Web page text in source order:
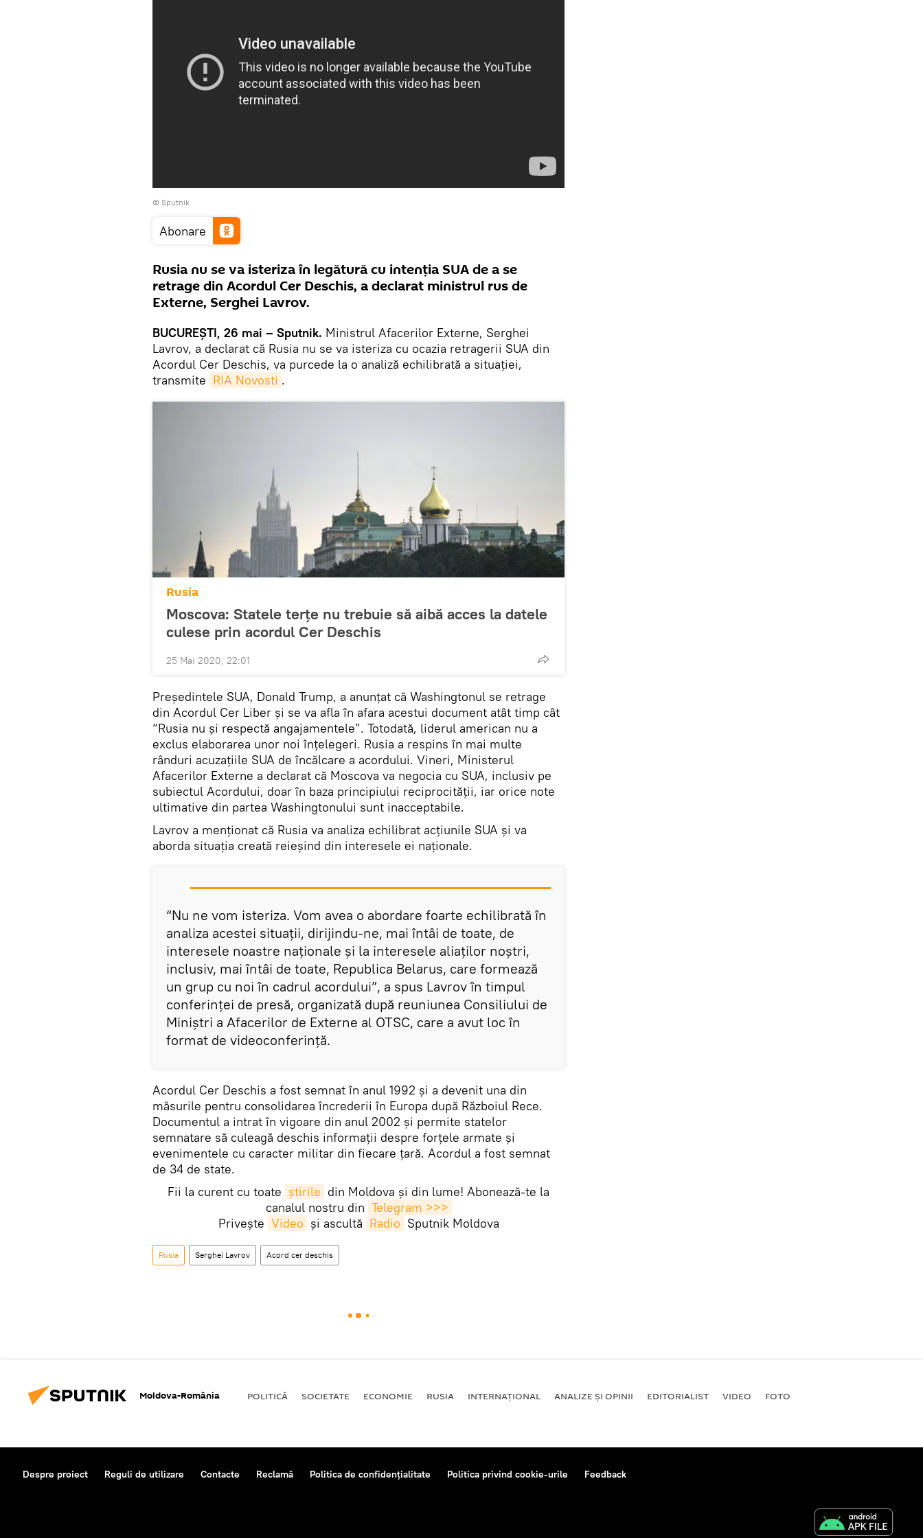
© Sputnik
Abonare
Rusia nu se va isteriza în legătură cu intenția SUA de a se
retrage din Acordul Cer Deschis, a declarat ministrul rus de
Externe, Serghei Lavrov.
BUCUREȘTI, 26 mai – Sputnik. Ministrul Afacerilor Externe, Serghei
Lavrov, a declarat că Rusia nu se va isteriza cu ocazia retragerii SUA din
Acordul Cer Deschis, va purcede la o analiză echilibrată a situației,
transmite RIA Novosti .
Rusia
Moscova: Statele terțe nu trebuie să aibă acces la datele
culese prin acordul Cer Deschis
25 Mai 2020, 22:01
Președintele SUA, Donald Trump, a anunțat că Washingtonul se retrage
din Acordul Cer Liber și se va afla în afara acestui document atât timp cât
“Rusia nu și respectă angajamentele”. Totodată, liderul american nu a
exclus elaborarea unor noi înțelegeri. Rusia a respins în mai multe
rânduri acuzațiile SUA de încălcare a acordului. Vineri, Ministerul
Afacerilor Externe a declarat că Moscova va negocia cu SUA, inclusiv pe
subiectul Acordului, doar în baza principiului reciprocității, iar orice note
ultimative din partea Washingtonului sunt inacceptabile.
Lavrov a menționat că Rusia va analiza echilibrat acțiunile SUA și va
aborda situația creată reieșind din interesele ei naționale.
“Nu ne vom isteriza. Vom avea o abordare foarte echilibrată în
analiza acestei situații, dirijindu-ne, mai întâi de toate, de
interesele noastre naționale și la interesele aliaților noștri,
inclusiv, mai întâi de toate, Republica Belarus, care formează
un grup cu noi în cadrul acordului”, a spus Lavrov în timpul
conferinței de presă, organizată după reuniunea Consiliului de
Miniștri a Afacerilor de Externe al OTSC, care a avut loc în
format de videoconferință.
Acordul Cer Deschis a fost semnat în anul 1992 și a devenit una din
măsurile pentru consolidarea încrederii în Europa după Războiul Rece.
Documentul a intrat în vigoare din anul 2002 și permite statelor
semnatare să culeagă deschis informații despre forțele armate și
evenimentele cu caracter militar din fiecare țară. Acordul a fost semnat
de 34 de state.
Fii la curent cu toate știrile din Moldova și din lume! Abonează-te la
canalul nostru din Telegram >>>
Privește Video și ascultă Radio Sputnik Moldova
Rusia Serghei Lavrov Acord cer deschis
Moldova-România POLITICĂ SOCIETATE ECONOMIE RUSIA INTERNAŢIONAL ANALIZE ȘI OPINII EDITORIALIST VIDEO FOTO
Despre proiect Reguli de utilizare Contacte Reclamă Politica de confidențialitate Politica privind cookie-urile Feedback